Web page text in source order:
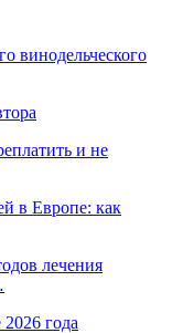
винодельческого
и не
в Европе: как
лечения
года